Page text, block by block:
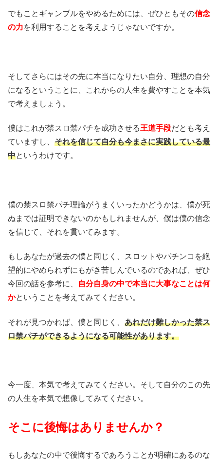
でもことギャンブルをやめるためには、ぜひともその信念
の力を利用することを考えようじゃないですか。
そしてさらにはその先に本当になりたい自分、理想の自分
になるということに、これからの人生を費やすことを本気
で考えましょう。
僕はこれが禁スロ禁パチを成功させる王道手段だとも考え
ていますし、 それを信じて自分も今まさに実践している最
中というわけです。
僕の禁スロ禁パチ理論がうまくいったかどうかは、僕が死
ぬまでは証明できないのかもしれませんが、僕は僕の信念
を信じて、それを貫いてみます。
もしあなたが過去の僕と同じく、スロットやパチンコを絶
望的にやめられずにもがき苦しんでいるのであれば、ぜひ
今回の話を参考に、
自分自身の中で本当に大事なことは何
かということを考えてみてください。
それが見つかれば、僕と同じく、 あれだけ難しかった禁ス
ロ禁パチができるようになる可能性があります。
今一度、本気で考えてみてください。そして自分のこの先
の人生を本気で想像してみてください。
そこに後悔はありませんか？
もしあなたの中で後悔するであろうことが明確にあるのな